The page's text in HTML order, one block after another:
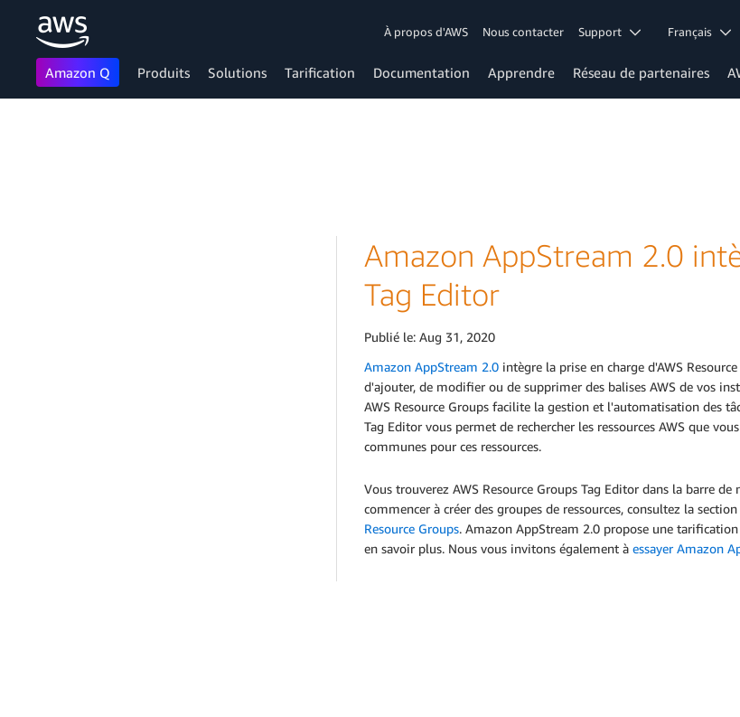
À propos d'AWS Nous contacter Support Français
Amazon Q Produits Solutions Tarification Documentation Apprendre Réseau de partenaires
Amazon AppStream 2.0
Tag Editor
Publié le: Aug 31, 2020
Amazon AppStream 2.0 intègre la prise en charge d'AWS
d'ajouter, de modifier ou de supprimer des balises AWS de vos
AWS Resource Groups facilite la gestion et l'automatisation des
Tag Editor vous permet de rechercher les ressources AWS que
communes pour ces ressources.
Vous trouverez AWS Resource Groups Tag Editor dans la barre
commencer à créer des groupes de ressources, consultez la section
Resource Groups. Amazon AppStream 2.0 propose une
en savoir plus. Nous vous invitons également à essayer Amazon